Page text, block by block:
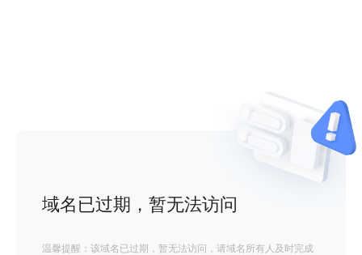
域名已过期，暂无法访问
温馨提醒：该域名已过期，暂无法访问，请域名所有人及时完成